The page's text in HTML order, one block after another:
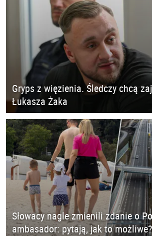
Gryps z więzienia. Śledczy chcą
Łukasza Żaka
Słowacy nagle zmienili zdanie o
ambasador: pytają, jak to możliwe?